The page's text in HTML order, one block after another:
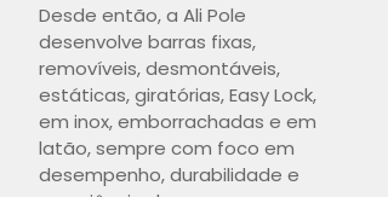
Desde então, a Ali Pole
desenvolve barras fixas,
removíveis, desmontáveis,
estáticas, giratórias, Easy Lock,
em inox, emborrachadas e em
latão, sempre com foco em
desempenho, durabilidade e